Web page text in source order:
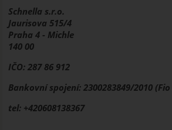
Schnella s.r.o.
Jaurisova 515/4
Praha 4 - Michle
140 00
IČO: 287 86 912
Bankovní spojení: 2300283849/2010
tel: +420608138367